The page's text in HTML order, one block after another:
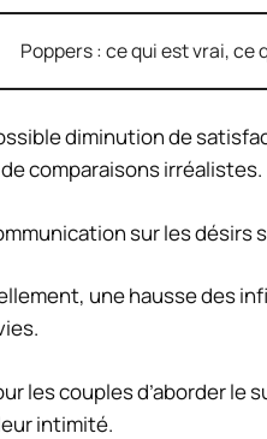
Poppers : ce qui est vrai, ce
diminution de
comparaisons irréalistes.
sur les désirs
une hausse des
les couples d’aborder le
intimité.